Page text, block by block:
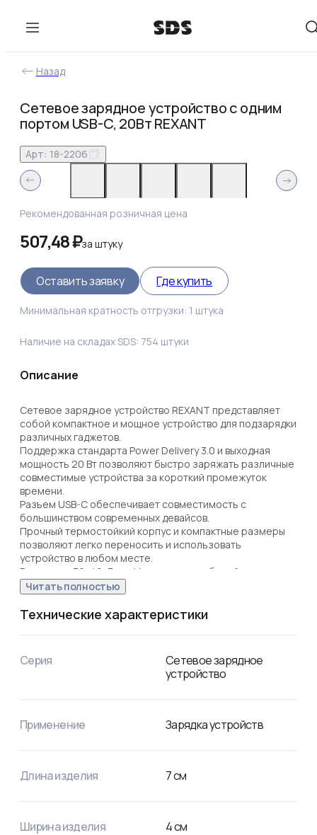
Назад
Сетевое зарядное устройство с одним
портом USB-C, 20Вт REXANT
Арт: 18-2206
Рекомендованная розничная цена
507,48 ₽заштуку
Оставить заявку Где купить
Минимальная кратность отгрузки: 1 штука
Наличие на складах SDS: 754 штуки
Описание
Сетевое зарядное устройство REXANT представляет
собой компактное и мощное устройство для подзарядки
различных гаджетов.
Поддержка стандарта Power Delivery 3.0 и выходная
мощность 20 Вт позволяют быстро заряжать различные
совместимые устройства за короткий промежуток
времени.
Разъем USB-C обеспечивает совместимость с
большинством современных девайсов.
Прочный термостойкий корпус и компактные размеры
позволяют легко переносить и использовать
устройство в любом месте.
Размеры – 70х40х7 мм. Цвет корпуса – белый.
Читать полностью
Технические характеристики
Серия
Сетевое зарядное
устройство
Применение Зарядка устройств
Длина изделия 7см
Ширина изделия 4см